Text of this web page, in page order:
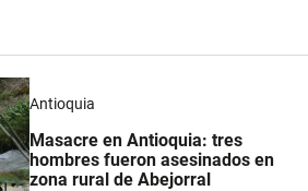
Antioquia
Masacre en Antioquia: tres
hombres fueron asesinados en
zona rural de Abejorral